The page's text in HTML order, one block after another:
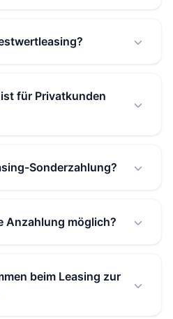
für Privatkunden
Sonderzahlung?
Anzahlung möglich?
beim Leasing zur